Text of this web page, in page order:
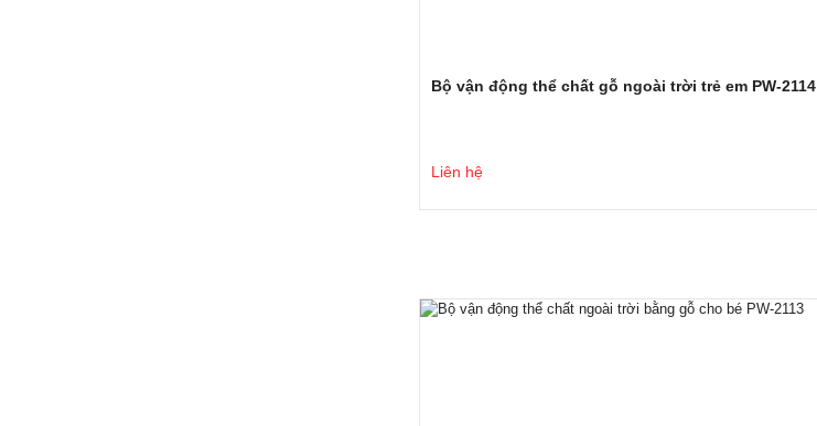
Bộ vận động thể chất gỗ ngoài trời trẻ em PW-2114
Liên hệ